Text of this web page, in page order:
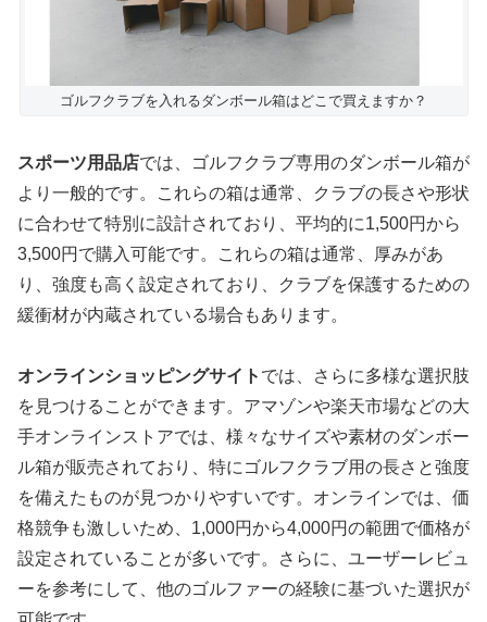
ゴルフクラブを入れるダンボール箱はどこで買えますか？
スポーツ用品店では、ゴルフクラブ専用のダンボール箱が
より一般的です。これらの箱は通常、クラブの長さや形状
に合わせて特別に設計されており、平均的に1,500円から
3,500円で購入可能です。これらの箱は通常、厚みがあ
り、強度も高く設定されており、クラブを保護するための
緩衝材が内蔵されている場合もあります。
オンラインショッピングサイト では、さらに多様な選択肢
を見つけることができます。アマゾンや楽天市場などの大
手オンラインストアでは、様々なサイズや素材のダンボー
ル箱が販売されており、特にゴルフクラブ用の長さと強度
を備えたものが見つかりやすいです。オンラインでは、価
格競争も激しいため、1,000円から4,000円の範囲で価格が
設定されていることが多いです。さらに、ユーザーレビュ
ーを参考にして、他のゴルファーの経験に基づいた選択が